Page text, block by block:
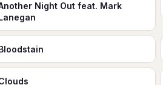
Night Out feat. Mark